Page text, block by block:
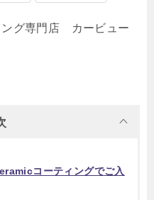
ング専門店 カービュー
コーティングでご入